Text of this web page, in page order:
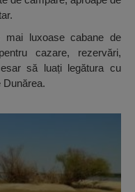
luxoase cabane de
cazare, rezervări,
să luați legătura cu
Dunărea.